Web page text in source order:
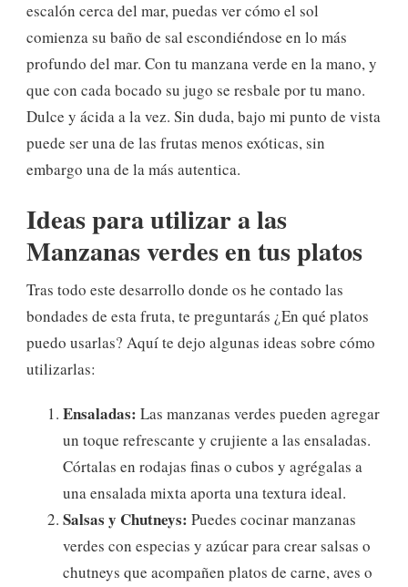
escalón cerca del mar, puedas ver cómo el sol
comienza su baño de sal escondiéndose en lo más
profundo del mar. Con tu manzana verde en la mano, y
que con cada bocado su jugo se resbale por tu mano.
Dulce y ácida a la vez. Sin duda, bajo mi punto de vista
puede ser una de las frutas menos exóticas, sin
embargo una de la más autentica.
Ideas para utilizar a las
Manzanas verdes en tus platos
Tras todo este desarrollo donde os he contado las
bondades de esta fruta, te preguntarás ¿En qué platos
puedo usarlas? Aquí te dejo algunas ideas sobre cómo
utilizarlas:
Ensaladas: Las manzanas verdes pueden agregar
un toque refrescante y crujiente a las ensaladas.
Córtalas en rodajas finas o cubos y agrégalas a
una ensalada mixta aporta una textura ideal.
Salsas y Chutneys: Puedes cocinar manzanas
verdes con especias y azúcar para crear salsas o
chutneys que acompañen platos de carne, aves o